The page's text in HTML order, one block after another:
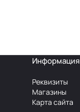
Информация
Реквизиты
Магазины
Карта сайта